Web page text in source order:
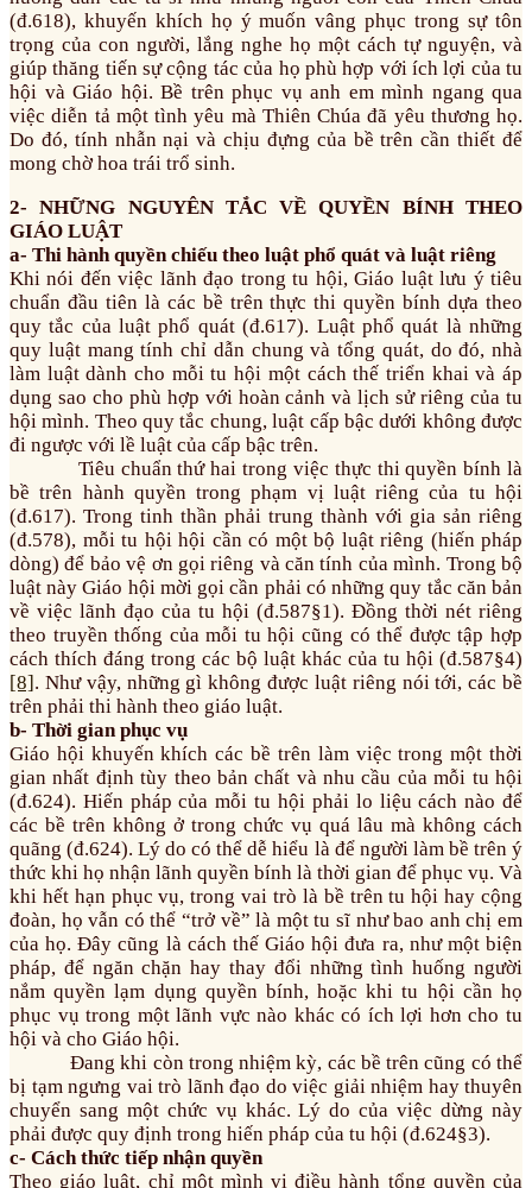
(đ.618), khuyến khích họ ý muốn vâng phục trong sự tôn
trọng của con người, lắng nghe họ một cách tự nguyện, và
giúp thăng tiến sự cộng tác của họ phù hợp với ích lợi của tu
hội và Giáo hội. Bề trên phục vụ anh em mình ngang qua
việc diễn tả một tình yêu mà Thiên Chúa đã yêu thương họ.
Do đó, tính nhẫn nại và chịu đựng của bề trên cần thiết để
mong chờ hoa trái trổ sinh.
2- NHỮNG NGUYÊN TẮC VỀ QUYỀN BÍNH THEO
GIÁO LUẬT
a- Thi hành quyền chiếu theo luật phổ quát và luật riêng
Khi nói đến việc lãnh đạo trong tu hội, Giáo luật lưu ý tiêu
chuẩn đầu tiên là các bề trên thực thi quyền bính dựa theo
quy tắc của luật phổ quát (đ.617). Luật phổ quát là những
quy luật mang tính chỉ dẫn chung và tổng quát, do đó, nhà
làm luật dành cho mỗi tu hội một cách thế triển khai và áp
dụng sao cho phù hợp với hoàn cảnh và lịch sử riêng của tu
hội mình. Theo quy tắc chung, luật cấp bậc dưới không được
đi ngược với lề luật của cấp bậc trên.
Tiêu chuẩn thứ hai trong việc thực thi quyền bính là
bề trên hành quyền trong phạm vị luật riêng của tu hội
(đ.617). Trong tinh thần phải trung thành với gia sản riêng
(đ.578), mỗi tu hội hội cần có một bộ luật riêng (hiến pháp
dòng) để bảo vệ ơn gọi riêng và căn tính của mình. Trong bộ
luật này Giáo hội mời gọi cần phải có những quy tắc căn bản
về việc lãnh đạo của tu hội (đ.587§1). Đồng thời nét riêng
theo truyền thống của mỗi tu hội cũng có thể được tập hợp
cách thích đáng trong các bộ luật khác của tu hội (đ.587§4)
[8]. Như vậy, những gì không được luật riêng nói tới, các bề
trên phải thi hành theo giáo luật.
b- Thời gian phục vụ
Giáo hội khuyến khích các bề trên làm việc trong một thời
gian nhất định tùy theo bản chất và nhu cầu của mỗi tu hội
(đ.624). Hiến pháp của mỗi tu hội phải lo liệu cách nào để
các bề trên không ở trong chức vụ quá lâu mà không cách
quãng (đ.624). Lý do có thể dễ hiểu là để người làm bề trên ý
thức khi họ nhận lãnh quyền bính là thời gian để phục vụ. Và
khi hết hạn phục vụ, trong vai trò là bề trên tu hội hay cộng
đoàn, họ vẫn có thể “trở về” là một tu sĩ như bao anh chị em
của họ. Đây cũng là cách thế Giáo hội đưa ra, như một biện
pháp, để ngăn chặn hay thay đổi những tình huống người
nắm quyền lạm dụng quyền bính, hoặc khi tu hội cần họ
phục vụ trong một lãnh vực nào khác có ích lợi hơn cho tu
hội và cho Giáo hội.
Đang khi còn trong nhiệm kỳ, các bề trên cũng có thể
bị tạm ngưng vai trò lãnh đạo do việc giải nhiệm hay thuyên
chuyển sang một chức vụ khác. Lý do của việc dừng này
phải được quy định trong hiến pháp của tu hội (đ.624§3).
c- Cách thức tiếp nhận quyền
Theo giáo luật, chỉ một mình vị điều hành tổng quyền của